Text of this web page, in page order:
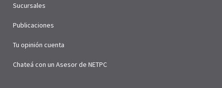
Sucursales
Publicaciones
Tu opinión cuenta
Chateá con un Asesor de NETPC